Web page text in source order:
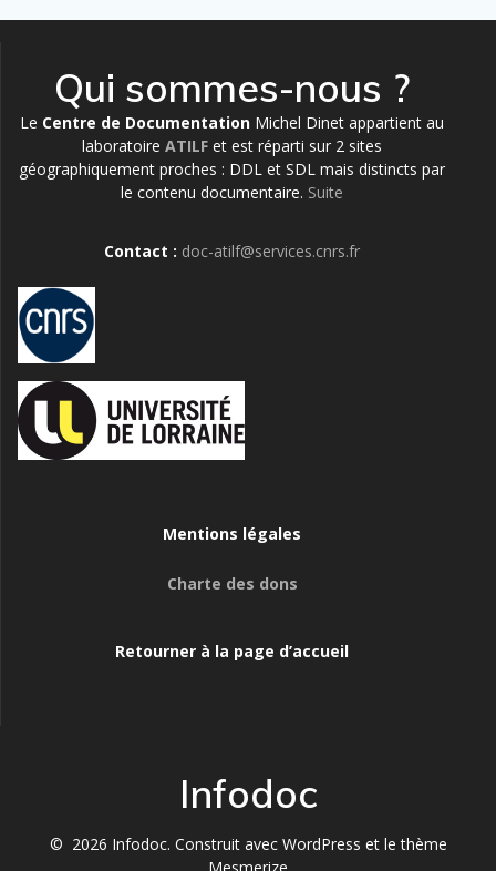
Qui sommes-nous ?
Le Centre de Documentation Michel Dinet appartient au
laboratoire ATILF et est réparti sur 2 sites
géographiquement proches : DDL et SDL mais distincts par
le contenu documentaire. Suite
Contact : doc-atilf@services.cnrs.fr
Mentions légales
Charte des dons
Retourner à la page d’accueil
Infodoc
© 2026 Infodoc. Construit avec WordPress et lethème